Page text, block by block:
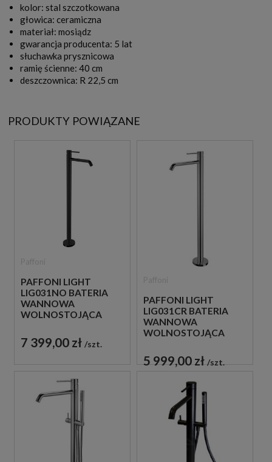
kolor: stal szczotkowana
głowica: ceramiczna
materiał: mosiądz
gwarancja producenta: 5 lat
słuchawka prysznicowa
ramię ścienne: 40 cm
deszczownica: R 22,5 cm
PRODUKTY POWIĄZANE
PAFFONI LIGHT
LIG031NO BATERIA
WANNOWA
WOLNOSTOJĄCA
7 399,00 zł szt.
PAFFONI LIGHT
LIG031CR BATERIA
WANNOWA
WOLNOSTOJĄCA
5 999,00 zł szt.